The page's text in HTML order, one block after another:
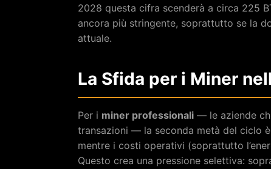
2028 questa cifra scenderà a circa 225
ancora più stringente, soprattutto se la
attuale.
La Sfida per i Miner
Per i miner professionali — le aziende
transazioni — la seconda metà del ciclo
mentre i costi operativi (soprattutto
Questo crea una pressione selettiva: